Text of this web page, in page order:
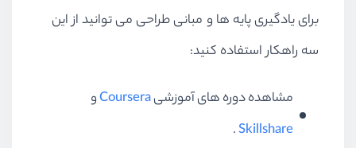
برای یادگیری پایه ها و مبانی طراحی می توانید از این
سه راهکار استفاده کنید:
مشاهده دوره های آموزشیCourseraو
Skillshare
.